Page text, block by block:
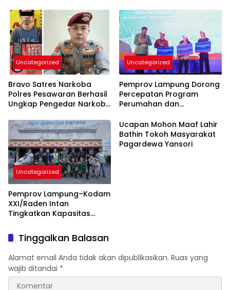
Kepesertaan BPJS
Kesehatan
Uncategorized
Bravo Satres Narkoba
Polres Pesawaran Berhasil
Ungkap Pengedar Narkoba
Uncategorized
Pemprov Lampung Dorong
Percepatan Program
Perumahan dan
Rakyat
Uncategorized
Pemprov Lampung–Kodam
XXI/Raden Intan
Tingkatkan Kapasitas
Komunikasi Publik
Ucapan Mohon Maaf Lahir
Bathin Tokoh Masyarakat
Pagardewa Yansori
Tinggalkan Balasan
Alamat email Anda tidak akan dipublikasikan. Ruas yang
wajib ditandai *